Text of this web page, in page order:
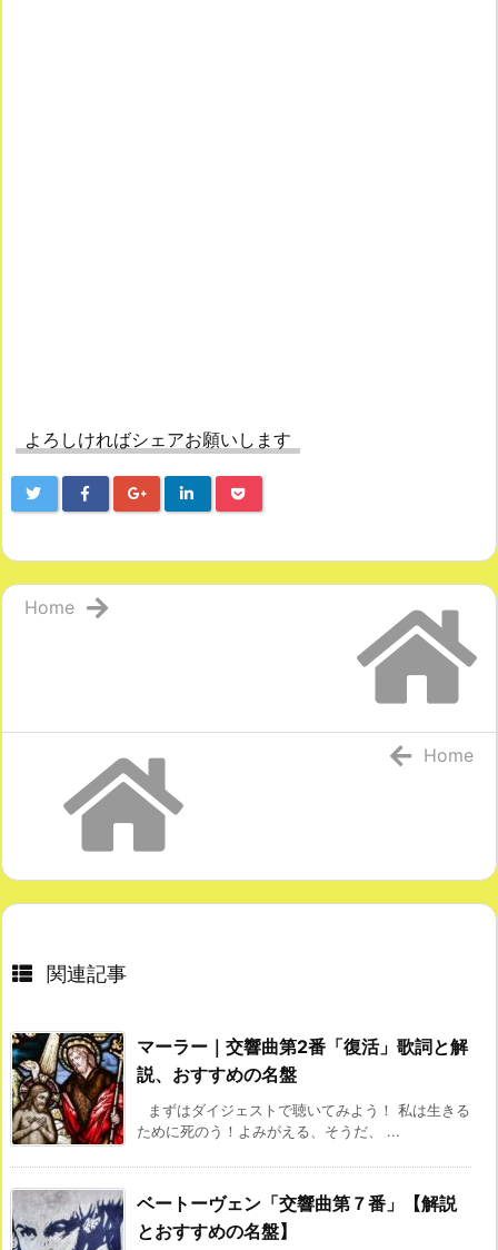
よろしければシェアお願いします
Home
Home
関連記事
マーラー｜交響曲第2番「復活」歌詞と解
説、おすすめの名盤
まずはダイジェストで聴いてみよう！ 私は生きる
ために死のう！よみがえる、そうだ、 ...
ベートーヴェン「交響曲第７番」【解説
とおすすめの名盤】